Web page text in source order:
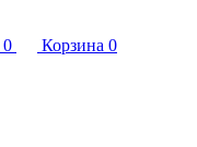
0 Корзина 0